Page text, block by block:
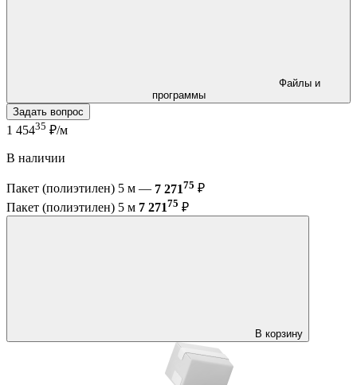
программы
Задать вопрос
1 45435 ₽/м
В наличии
Пакет (полиэтилен) 5 м — 7 27175 ₽
Пакет (полиэтилен) 5 м 7 27175 ₽
В корзину